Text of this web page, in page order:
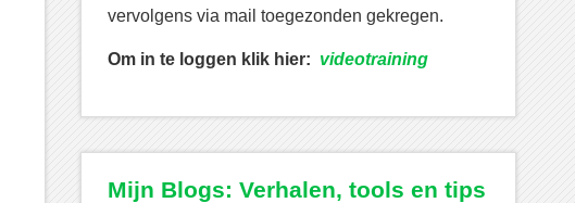
vervolgens via mail toegezonden gekregen.
Om in te loggen klik hier: videotraining
Mijn Blogs: Verhalen, tools en tips